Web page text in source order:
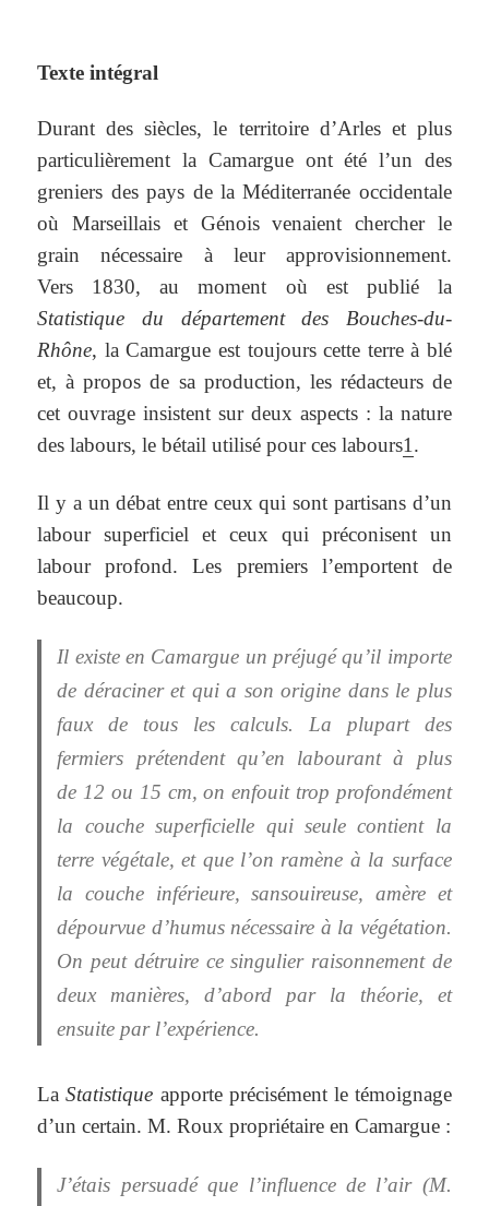
Texte intégral
Durant des siècles, le territoire d’Arles et plus
particulièrement la Camargue ont été l’un des
greniers des pays de la Méditerranée occidentale
où Marseillais et Génois venaient chercher le
grain nécessaire à leur approvisionnement.
Vers 1830, au moment où est publié la
Statistique du département des Bouches-du-
Rhône, la Camargue est toujours cette terre à blé
et, à propos de sa production, les rédacteurs de
cet ouvrage insistent sur deux aspects : la nature
des labours, le bétail utilisé pour ces labours1.
Il y a un débat entre ceux qui sont partisans d’un
labour superficiel et ceux qui préconisent un
labour profond. Les premiers l’emportent de
beaucoup.
Il existe en Camargue un préjugé qu’il importe
de déraciner et qui a son origine dans le plus
faux de tous les calculs. La plupart des
fermiers prétendent qu’en labourant à plus
de 12 ou 15 cm, on enfouit trop profondément
la couche superficielle qui seule contient la
terre végétale, et que l’on ramène à la surface
la couche inférieure, sansouireuse, amère et
dépourvue d’humus nécessaire à la végétation.
On peut détruire ce singulier raisonnement de
deux manières, d’abord par la théorie, et
ensuite par l’expérience.
LaStatistique apporte précisément le témoignage
d’un certain. M. Roux propriétaire en Camargue :
J’étais persuadé que l’influence de l’air (M.